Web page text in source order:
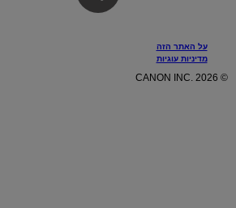
על האתר הזה
מדיניות עוגיות
© CANON INC. 2026